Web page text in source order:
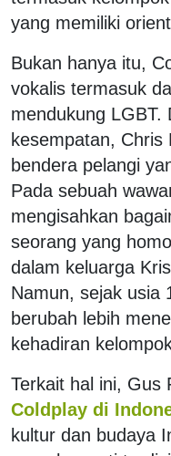
yang memiliki
Bukan hanya itu,
vokalis termasuk
mendukung LGBT.
kesempatan,
bendera pelangi
Pada sebuah
mengisahkan
seorang yang
dalam keluarga
Namun, sejak usia
berubah lebih
kehadiran
Terkait hal ini, Gus
Coldplay di
kultur dan budaya